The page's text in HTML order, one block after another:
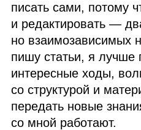
писать сами, потому
и редактировать —
но взаимозависимых
пишу статьи, я
интересные ходы,
со структурой и
передать новые
со мной работают.